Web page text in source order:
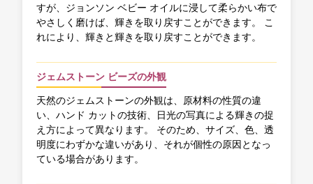
すが、ジョンソン ベビー オイルに浸して柔らかい布で
やさしく磨けば、輝きを取り戻すことができます。 こ
れにより、輝きと輝きを取り戻すことができます。
ジェムストーン ビーズの外観
天然のジェムストーンの外観は、原材料の性質の違
い、ハンド カットの技術、日光の写真による輝きの捉
え方によって異なります。 そのため、サイズ、色、透
明度にわずかな違いがあり、それが個性の原因となっ
ている場合があります。